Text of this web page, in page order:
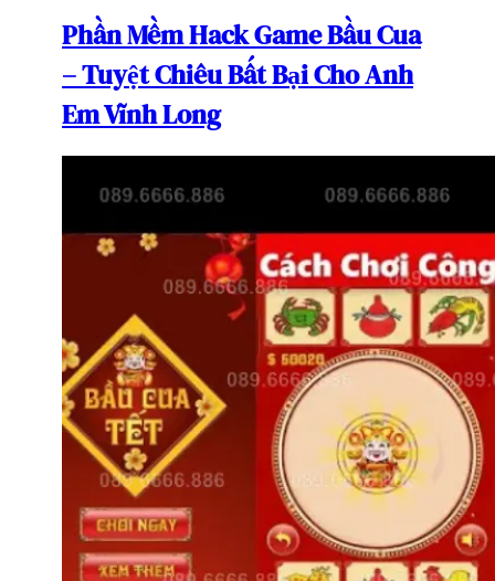
Phần Mềm Hack Game Bầu Cua
– Tuyệt Chiêu Bất Bại Cho Anh
Em Vĩnh Long